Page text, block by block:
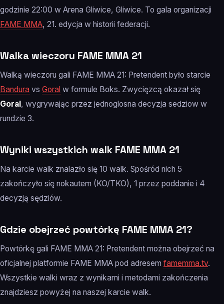
godzinie 22:00 w Arena Gliwice, Gliwice. To gala organizacji
FAME MMA, 21. edycja w historii federacji.
Walka wieczoru FAME MMA 21
Walką wieczoru gali FAME MMA 21: Pretendent było starcie
Bandura vs Goral w formule Boks. Zwycięzcą okazał się
Goral , wygrywając przez jednoglosna decyzja sedziow w
rundzie 3.
Wyniki wszystkich walk FAME MMA 21
Na karcie walk znalazło się 10 walk. Spośród nich 5
zakończyło się nokautem (KO/TKO), 1 przez poddanie i 4
decyzją sędziów.
Gdzie obejrzeć powtórkę FAME MMA 21?
Powtórkę gali FAME MMA 21: Pretendent można obejrzeć na
oficjalnej platformie FAME MMA pod adresem famemma.tv.
Wszystkie walki wraz z wynikami i metodami zakończenia
znajdziesz powyżej na naszej karcie walk.